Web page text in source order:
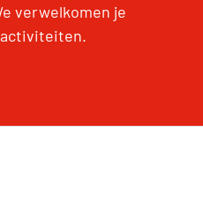
verwelkomen je
activiteiten.